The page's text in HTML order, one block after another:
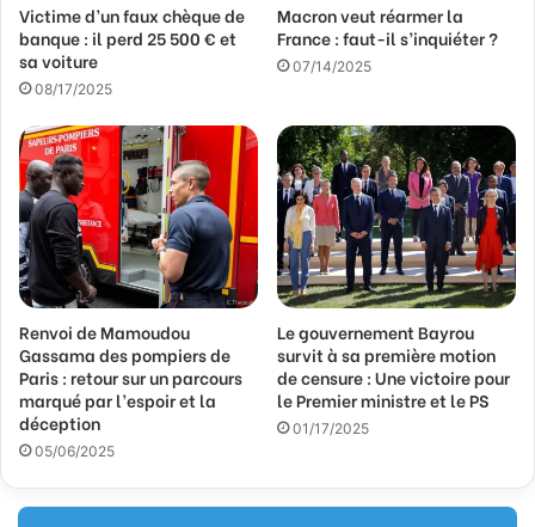
e
E
m
a
l
Victime d’un faux chèque de
banque : il perd 25 500 € et
sa voiture
08/17/2025
Macron veut réarmer la
France : faut-il s’inquiéter ?
07/14/2025
Renvoi de Mamoudou
Gassama des pompiers de
Paris : retour sur un parcours
marqué par l’espoir et la
déception
05/06/2025
Le gouvernement Bayrou
survit à sa première motion
de censure : Une victoire pour
le Premier ministre et le PS
01/17/2025